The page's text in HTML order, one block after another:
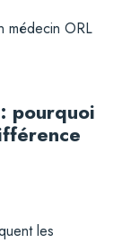
pourquoi